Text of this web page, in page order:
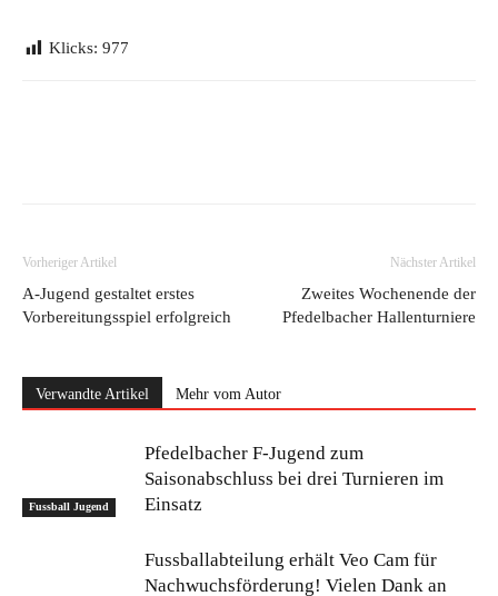
Klicks: 977
Vorheriger Artikel
A-Jugend gestaltet erstes
Vorbereitungsspiel erfolgreich
Nächster Artikel
Zweites Wochenende der
Pfedelbacher Hallenturniere
Verwandte Artikel Mehr vom Autor
Fussball Jugend
Pfedelbacher F-Jugend zum
Saisonabschluss bei drei Turnieren im
Einsatz
Fussballabteilung erhält Veo Cam für
Nachwuchsförderung! Vielen Dank an